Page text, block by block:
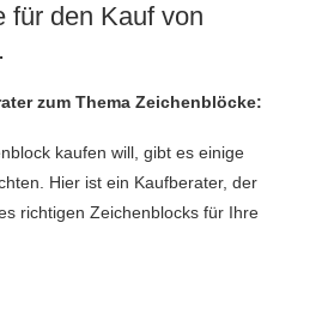
für den Kauf von
zum Thema Zeichenblöcke:
kaufen will, gibt es einige
Hier ist ein Kaufberater, der
richtigen Zeichenblocks für Ihre